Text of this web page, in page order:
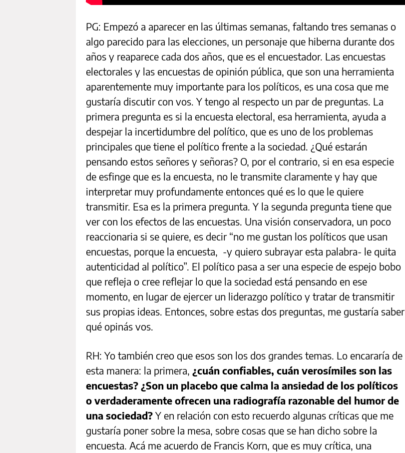
PG: Empezó a aparecer en las últimas semanas, faltando tres semanas o
algo parecido para las elecciones, un personaje que hiberna durante dos
años y reaparece cada dos años, que es el encuestador. Las encuestas
electorales y las encuestas de opinión pública, que son una herramienta
aparentemente muy importante para los políticos, es una cosa que me
gustaría discutir con vos. Y tengo al respecto un par de preguntas. La
primera pregunta es si la encuesta electoral, esa herramienta, ayuda a
despejar la incertidumbre del político, que es uno de los problemas
principales que tiene el político frente a la sociedad. ¿Qué estarán
pensando estos señores y señoras? O, por el contrario, si en esa especie
de esfinge que es la encuesta, no le transmite claramente y hay que
interpretar muy profundamente entonces qué es lo que le quiere
transmitir. Esa es la primera pregunta. Y la segunda pregunta tiene que
ver con los efectos de las encuestas. Una visión conservadora, un poco
reaccionaria si se quiere, es decir “no me gustan los políticos que usan
encuestas, porque la encuesta, -y quiero subrayar esta palabra- le quita
autenticidad al político”. El político pasa a ser una especie de espejo bobo
que refleja o cree reflejar lo que la sociedad está pensando en ese
momento, en lugar de ejercer un liderazgo político y tratar de transmitir
sus propias ideas. Entonces, sobre estas dos preguntas, me gustaría saber
qué opinás vos.
RH: Yo también creo que esos son los dos grandes temas. Lo encararía de
esta manera: la primera, ¿cuán confiables, cuán verosímiles son las
encuestas? ¿Son un placebo que calma la ansiedad de los políticos
o verdaderamente ofrecen una radiografía razonable del humor de
una sociedad? Y en relación con esto recuerdo algunas críticas que me
gustaría poner sobre la mesa, sobre cosas que se han dicho sobre la
encuesta. Acá me acuerdo de Francis Korn, que es muy crítica, una